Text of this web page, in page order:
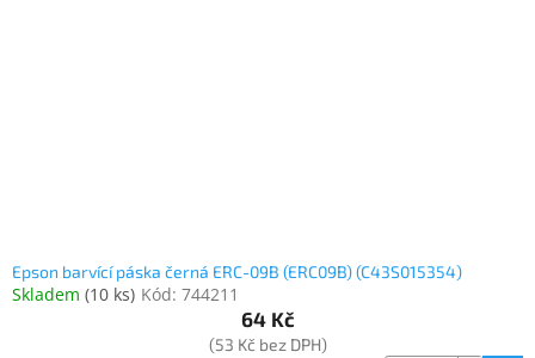
Epson barvící páska černá ERC-09B (ERC09B) (C43S015354)
Skladem (10 ks) Kód: 744211
64 Kč
(53 Kč bez DPH)